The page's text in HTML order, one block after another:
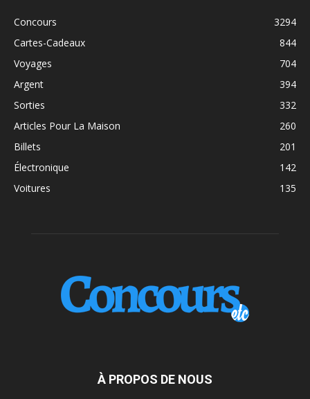
Concours
3294
Cartes-Cadeaux
844
Voyages
704
Argent
394
Sorties
332
Articles Pour La Maison
260
Billets
201
Électronique
142
Voitures
135
À PROPOS DE NOUS